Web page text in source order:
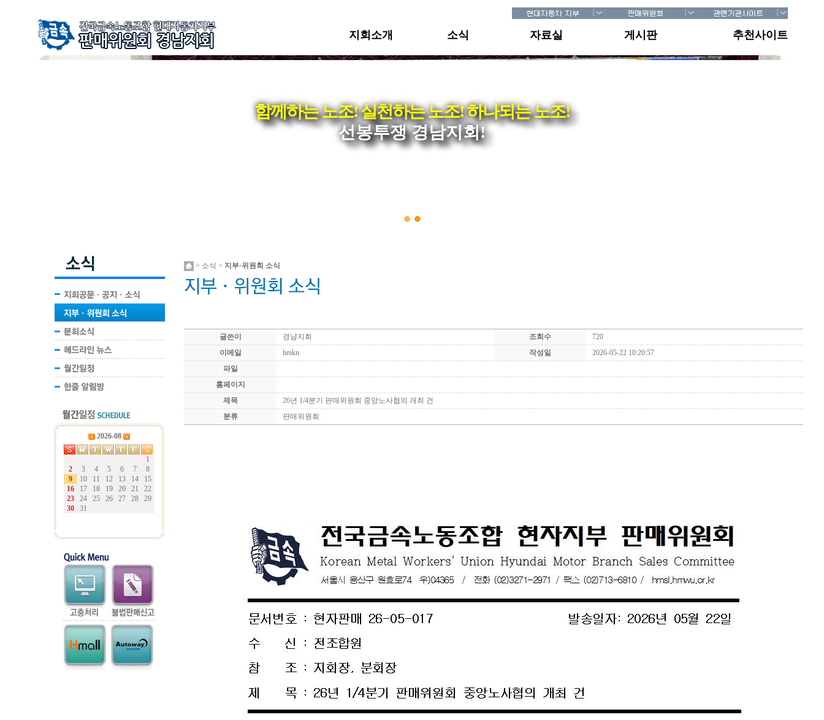
지회소개 소식 자료실 게시판 추천사이트
함께하는 노조! 실천하는 노조! 하나되는 노조!
선봉투쟁 경남지회!
2026-08
1
2
3 4 5 6 7
8
9
10 11 12 13 14
15
16
17 18 19 20 21
22
23
24 25 26 27 28
29
30
31
> 소식 > 지부·위원회 소식
글쓴이 경남지회 조회수
720
이메일
hmkn 작성일
2026-05-22 10:20:57
파일
홈페이지
제목
26년 1/4분기 판매위원회 중앙노사협의 개최 건
분류
판매위원회